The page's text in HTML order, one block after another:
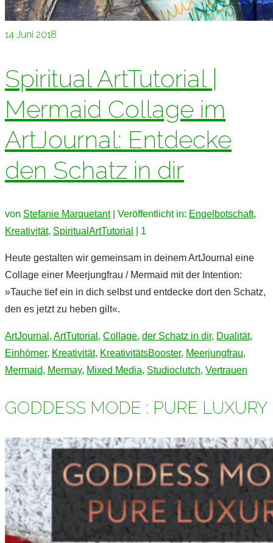
14 Juni 2018
Spiritual ArtTutorial |
Mermaid Collage im
ArtJournal: Entdecke
den Schatz in dir
von Stefanie Marquetant| Veröffentlicht in: Engelbotschaft,
Kreativität, SpiritualArtTutorial 1
Heute gestalten wir gemeinsam in deinem ArtJournal eine
Collage einer Meerjungfrau / Mermaid mit der Intention:
»Tauche tief ein in dich selbst und entdecke dort den Schatz,
den es jetzt zu heben gilt«.
ArtJournal , ArtTutorial , Collage, der Schatz in dir, Dualität,
Einhörner, Kreativität, KreativitätsBooster, Meerjungfrau,
Mermaid, Mermay, Mixed Media, Studioclutch, Vertrauen
GODDESS MODE : PURE LUXURY